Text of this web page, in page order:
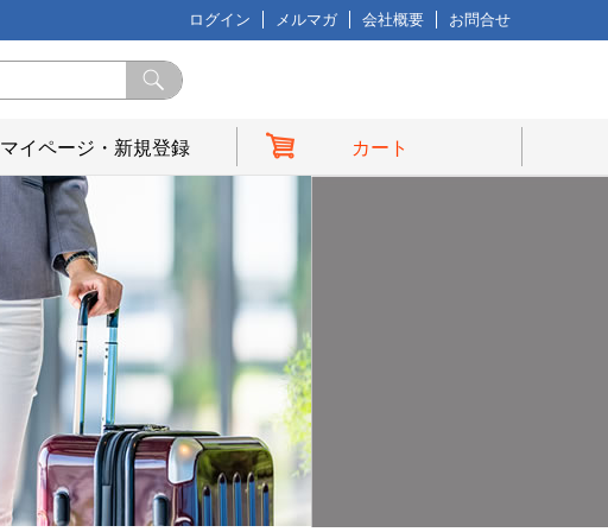
ログイン メルマガ 会社概要 お問合せ
マイページ・新規登録 カート